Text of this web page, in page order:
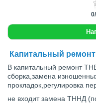
0/
Капитальный
В капитальный ремонт
сборка,замена
прокладок,регулировка
не входит замена ТННД